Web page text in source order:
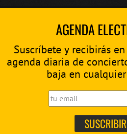
AGENDA
Suscríbete y recibirás
agenda diaria de
baja en